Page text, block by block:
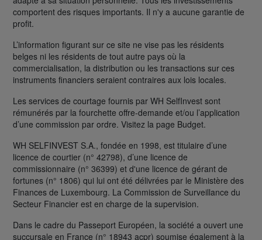
comportent des risques importants. Il n'y a aucune garantie de
profit.
L’information figurant sur ce site ne vise pas les résidents
belges ni les résidents de tout autre pays où la
commercialisation, la distribution ou les transactions sur ces
instruments financiers seraient contraires aux lois locales.
Les services de courtage fournis par WH SelfInvest sont
rémunérés par la fourchette offre-demande et/ou l’application
d’une commission par ordre. Visitez la page Budget.
WH SELFINVEST S.A., fondée en 1998, est titulaire d’une
licence de courtier (n° 42798), d’une licence de
commissionnaire (n° 36399) et d'une licence de gérant de
fortunes (n° 1806) qui lui ont été délivrées par le Ministère des
Finances de Luxembourg. La Commission de Surveillance du
Secteur Financier est en charge de la supervision.
Dans le cadre du Passeport Européen, la société a ouvert une
succursale en France (n° 18943 acpr) soumise également à la